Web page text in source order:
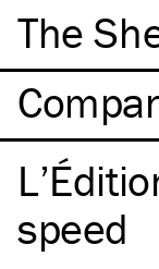
The
speed